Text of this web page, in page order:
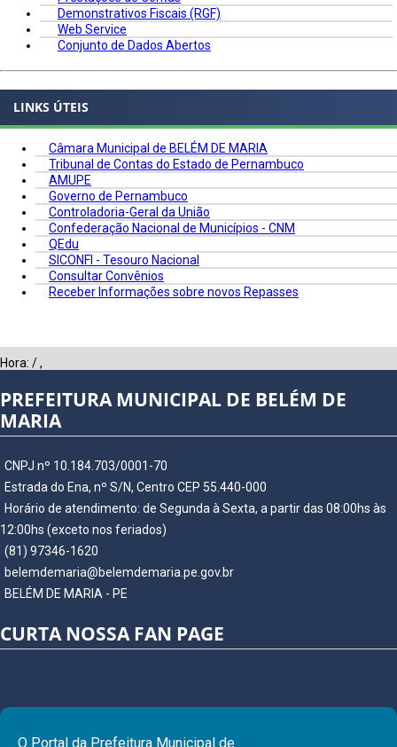
Demonstrativos Fiscais (RGF)
Web Service
Conjunto de Dados Abertos
LINKS ÚTEIS
Câmara Municipal de BELÉM DE MARIA
Tribunal de Contas do Estado de Pernambuco
AMUPE
Governo de Pernambuco
Controladoria-Geral da União
Confederação Nacional de Municípios - CNM
QEdu
SICONFI - Tesouro Nacional
Consultar Convênios
Receber Informações sobre novos Repasses
Hora: /,
PREFEITURA MUNICIPAL DE BELÉM DE
MARIA
CNPJ nº 10.184.703/0001-70
Estrada do Ena, nº S/N, Centro CEP 55.440-000
Horário de atendimento: de Segunda à Sexta, a partir das 08:00hs às
12:00hs (exceto nos feriados)
(81) 97346-1620
belemdemaria@belemdemaria.pe.gov.br
BELÉM DE MARIA - PE
CURTA NOSSA FAN PAGE
O Portal da Prefeitura Municipal de